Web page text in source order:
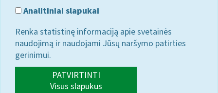
Analitiniai slapukai
Renka statistinę informaciją apie svetainės
naudojimą ir naudojami Jūsų naršymo patirties
gerinimui.
PATVIRTINTI
Visus slapukus